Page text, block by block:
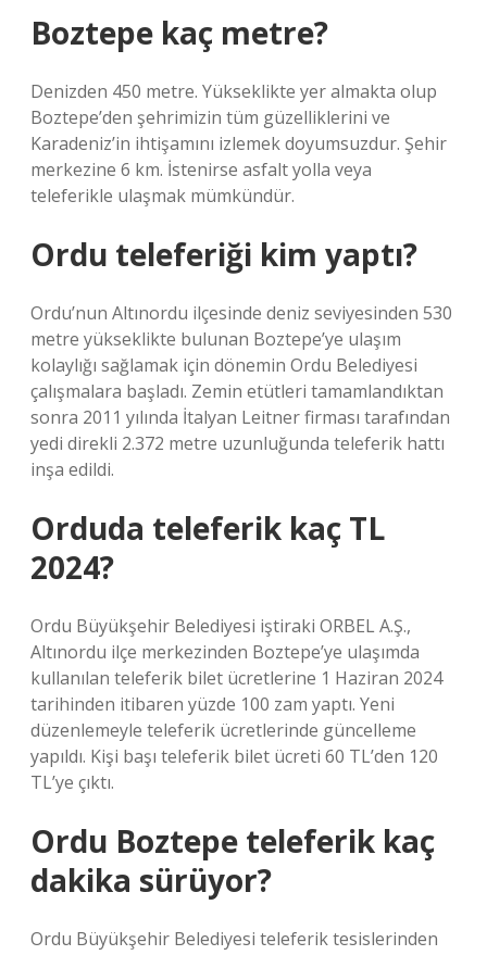
Boztepe kaç metre?
Denizden 450 metre. Yükseklikte yer almakta olup
Boztepe’den şehrimizin tüm güzelliklerini ve
Karadeniz’in ihtişamını izlemek doyumsuzdur. Şehir
merkezine 6 km. İstenirse asfalt yolla veya
teleferikle ulaşmak mümkündür.
Ordu teleferiği kim yaptı?
Ordu’nun Altınordu ilçesinde deniz seviyesinden 530
metre yükseklikte bulunan Boztepe’ye ulaşım
kolaylığı sağlamak için dönemin Ordu Belediyesi
çalışmalara başladı. Zemin etütleri tamamlandıktan
sonra 2011 yılında İtalyan Leitner firması tarafından
yedi direkli 2.372 metre uzunluğunda teleferik hattı
inşa edildi.
Orduda teleferik kaç TL
2024?
Ordu Büyükşehir Belediyesi iştiraki ORBEL A.Ş.,
Altınordu ilçe merkezinden Boztepe’ye ulaşımda
kullanılan teleferik bilet ücretlerine 1 Haziran 2024
tarihinden itibaren yüzde 100 zam yaptı. Yeni
düzenlemeyle teleferik ücretlerinde güncelleme
yapıldı. Kişi başı teleferik bilet ücreti 60 TL’den 120
TL’ye çıktı.
Ordu Boztepe teleferik kaç
dakika sürüyor?
Ordu Büyükşehir Belediyesi teleferik tesislerinden